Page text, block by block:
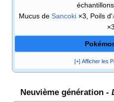
Mucus de Sancoki ×3, Poils d'
×3
[+] Afficher les
Neuvième génération -